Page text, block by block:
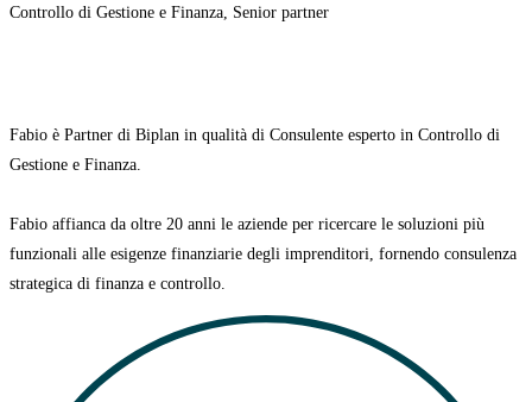
Controllo di Gestione e Finanza, Senior partner
Fabio è Partner di Biplan in qualità di Consulente esperto in Controllo di
Gestione e Finanza.
Fabio affianca da oltre 20 anni le aziende per ricercare le soluzioni più
funzionali alle esigenze finanziarie degli imprenditori, fornendo consulenza
strategica di finanza e controllo.